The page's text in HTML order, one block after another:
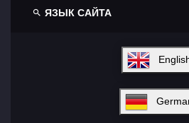
ЯЗЫК САЙТА